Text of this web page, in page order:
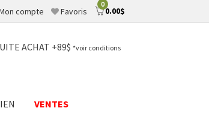
0
0.00$
compte Favoris
ACHAT +89$ *voir conditions
VENTES